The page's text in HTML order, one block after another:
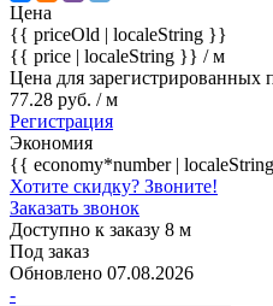
Цена
{{ priceOld | localeString }}
{{ price | localeString }} / м
Цена для зарегистрированных
77.28 руб. / м
Регистрация
Экономия
{{ economy*number |
Хотите скидку? Звоните!
Заказать звонок
Доступно к заказу 8 м
Под заказ
Обновлено 07.08.2026
-